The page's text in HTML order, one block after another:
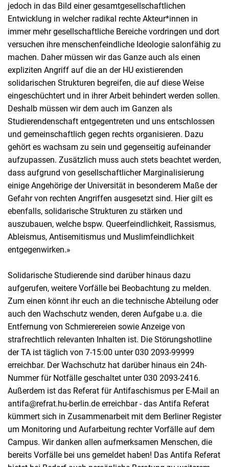
jedoch in das Bild einer gesamtgesellschaftlichen
Entwicklung in welcher radikal rechte Akteur*innen in
immer mehr gesellschaftliche Bereiche vordringen und dort
versuchen ihre menschenfeindliche Ideologie salonfähig zu
machen. Daher müssen wir das Ganze auch als einen
expliziten Angriff auf die an der HU existierenden
solidarischen Strukturen begreifen, die auf diese Weise
eingeschüchtert und in ihrer Arbeit behindert werden sollen.
Deshalb müssen wir dem auch im Ganzen als
Studierendenschaft entgegentreten und uns entschlossen
und gemeinschaftlich gegen rechts organisieren. Dazu
gehört es wachsam zu sein und gegenseitig aufeinander
aufzupassen. Zusätzlich muss auch stets beachtet werden,
dass aufgrund von gesellschaftlicher Marginalisierung
einige Angehörige der Universität in besonderem Maße der
Gefahr von rechten Angriffen ausgesetzt sind. Hier gilt es
ebenfalls, solidarische Strukturen zu stärken und
auszubauen, welche bspw. Queerfeindlichkeit, Rassismus,
Ableismus, Antisemitismus und Muslimfeindlichkeit
entgegenwirken.»
Solidarische Studierende sind darüber hinaus dazu
aufgerufen, weitere Vorfälle bei Beobachtung zu melden.
Zum einen könnt ihr euch an die technische Abteilung oder
auch den Wachschutz wenden, deren Aufgabe u.a. die
Entfernung von Schmierereien sowie Anzeige von
strafrechtlich relevanten Inhalten ist. Die Störungshotline
der TA ist täglich von 7-15:00 unter 030 2093-99999
erreichbar. Der Wachschutz hat darüber hinaus ein 24h-
Nummer für Notfälle geschaltet unter 030 2093-2416.
Außerdem ist das Referat für Antifaschismus per E-Mail an
antifa@refrat.hu-berlin.de erreichbar - das Antifa Referat
kümmert sich in Zusammenarbeit mit dem Berliner Register
um Monitoring und Aufarbeitung rechter Vorfälle auf dem
Campus. Wir danken allen aufmerksamen Menschen, die
bereits Vorfälle bei uns gemeldet haben! Das Antifa Referat